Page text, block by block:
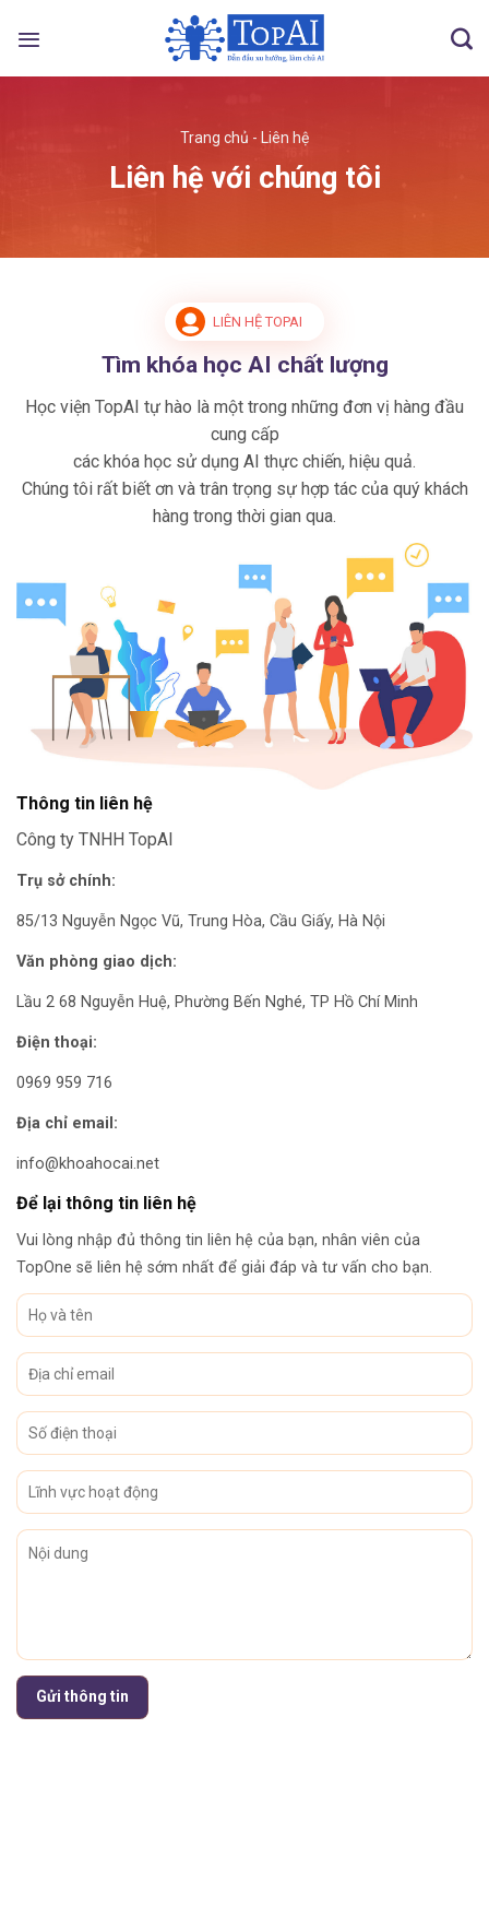
Trang chủ - Liên hệ
Liên hệ với chúng tôi
LIÊN HỆ TOPAI
Tìm khóa học AI chất lượng
Học viện TopAI tự hào là một trong những đơn vị hàng đầu
cung cấp
các khóa học sử dụng AI thực chiến, hiệu quả.
Chúng tôi rất biết ơn và trân trọng sự hợp tác của quý khách
hàng trong thời gian qua.
Thông tin liên hệ
Công ty TNHH TopAI
Trụ sở chính:
85/13 Nguyễn Ngọc Vũ, Trung Hòa, Cầu Giấy, Hà Nội
Văn phòng giao dịch:
Lầu 2 68 Nguyễn Huệ, Phường Bến Nghé, TP Hồ Chí Minh
Điện thoại:
0969 959 716
Địa chỉ email:
info@khoahocai.net
Để lại thông tin liên hệ
Vui lòng nhập đủ thông tin liên hệ của bạn, nhân viên của
TopOne sẽ liên hệ sớm nhất để giải đáp và tư vấn cho bạn.